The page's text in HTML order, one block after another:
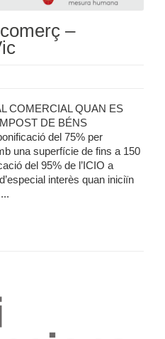
–
COMERCIAL QUAN ES
DE BÉNS
del 75% per
una superfície de fins a 150
del 95% de l’ICIO a
interès quan iniciïn